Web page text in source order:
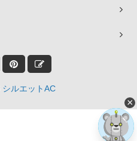
シルエットAC
×